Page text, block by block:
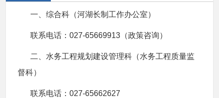
一、综合科（河湖长制工作办公室）
联系电话：027-65669913（政策咨询）
二、水务工程规划建设管理科（水务工程质量监
督科）
联系电话：027-65662627